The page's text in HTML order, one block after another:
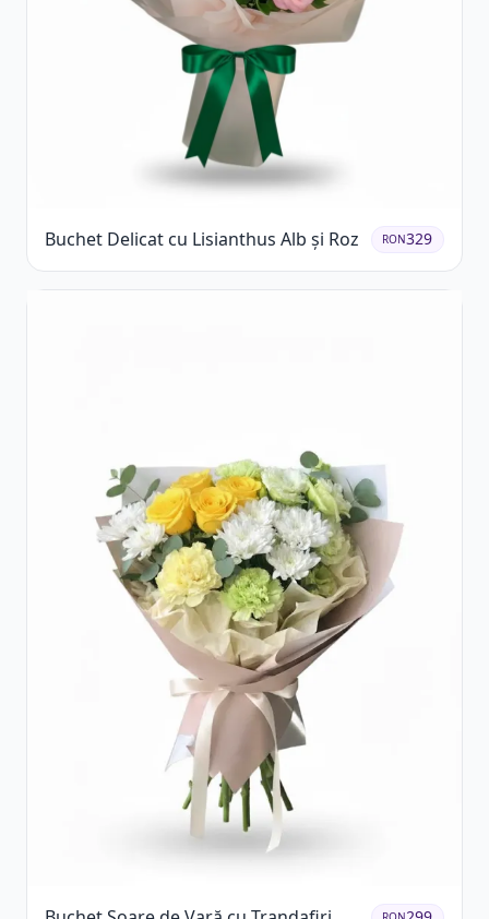
Buchet Delicat cu Lisianthus Alb și Roz RON329